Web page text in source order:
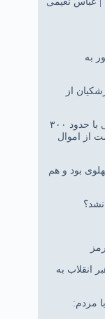
به
از
رسیدگی به پرونده کلاهبرداری یک شرکت مهاجرتی با حدود ۳۰۰
تهران | شناسایی و توقیف ۲ همت از اموال
بود و هم
انقلاب به
مردم: